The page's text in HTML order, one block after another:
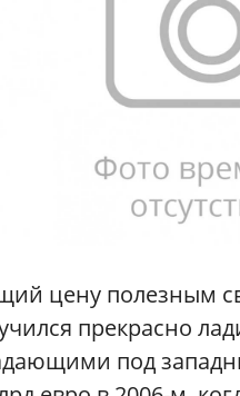
цену полезным
прекрасно
под